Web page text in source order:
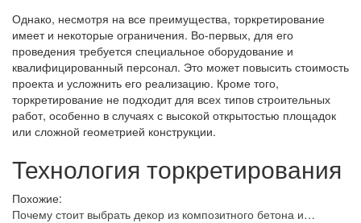
Однако, несмотря на все преимущества, торкретирование
имеет и некоторые ограничения. Во-первых, для его
проведения требуется специальное оборудование и
квалифицированный персонал. Это может повысить стоимость
проекта и усложнить его реализацию. Кроме того,
торкретирование не подходит для всех типов строительных
работ, особенно в случаях с высокой открытостью площадок
или сложной геометрией конструкции.
Технология торкретирования
Похожие:
Почему стоит выбрать декор из композитного бетона и…